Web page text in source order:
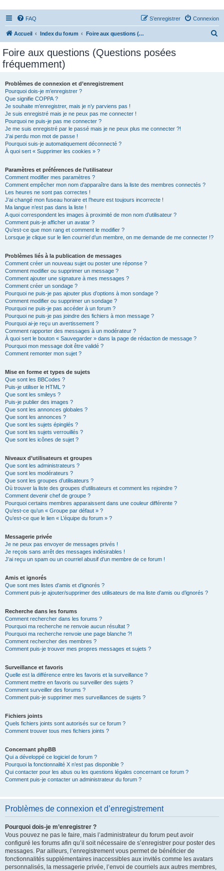
FAQ Connexion
S’enregistrer
Accueil Index du forum Foire aux questions (Questions posées fréquemment)
Foire aux questions (Questions posées
fréquemment)
Problèmes de connexion et d’enregistrement
Pourquoi dois-je m’enregistrer ?
Que signifie COPPA ?
Je souhaite m’enregistrer, mais je n’y parviens pas !
Je suis enregistré mais je ne peux pas me connecter !
Pourquoi ne puis-je pas me connecter ?
Je me suis enregistré par le passé mais je ne peux plus me connecter ?!
J’ai perdu mon mot de passe !
Pourquoi suis-je automatiquement déconnecté ?
À quoi sert « Supprimer les cookies » ?
Paramètres et préférences de l’utilisateur
Comment modifier mes paramètres ?
Comment empêcher mon nom d’apparaître dans la liste des membres connectés ?
Les heures ne sont pas correctes !
J’ai changé mon fuseau horaire et l’heure est toujours incorrecte !
Ma langue n’est pas dans la liste !
A quoi correspondent les images à proximité de mon nom d’utilisateur ?
Comment puis-je afficher un avatar ?
Qu’est-ce que mon rang et comment le modifier ?
Lorsque je clique sur le lien courrield’un membre, on me demande de me connecter !?
Problèmes liés à la publication de messages
Comment créer un nouveau sujet ou poster une réponse ?
Comment modifier ou supprimer un message ?
Comment ajouter une signature à mes messages ?
Comment créer un sondage ?
Pourquoi ne puis-je pas ajouter plus d’options à mon sondage ?
Comment modifier ou supprimer un sondage ?
Pourquoi ne puis-je pas accéder à un forum ?
Pourquoi ne puis-je pas joindre des fichiers à mon message ?
Pourquoi ai-je reçu un avertissement ?
Comment rapporter des messages à un modérateur ?
À quoi sert le bouton « Sauvegarder » dans la page de rédaction de message ?
Pourquoi mon message doit être validé ?
Comment remonter mon sujet ?
Mise en forme et types de sujets
Que sont les BBCodes ?
Puis-je utiliser le HTML ?
Que sont les smileys ?
Puis-je publier des images ?
Que sont les annonces globales ?
Que sont les annonces ?
Que sont les sujets épinglés ?
Que sont les sujets verrouillés ?
Que sont les icônes de sujet ?
Niveaux d’utilisateurs et groupes
Que sont les administrateurs ?
Que sont les modérateurs ?
Que sont les groupes d’utilisateurs ?
Où trouver la liste des groupes d’utilisateurs et comment les rejoindre ?
Comment devenir chef de groupe ?
Pourquoi certains membres apparaissent dans une couleur différente ?
Qu’est-ce qu’un « Groupe par défaut » ?
Qu’est-ce que le lien « L’équipe du forum » ?
Messagerie privée
Je ne peux pas envoyer de messages privés !
Je reçois sans arrêt des messages indésirables !
J’ai reçu un spam ou un courriel abusif d’un membre de ce forum !
Amis et ignorés
Que sont mes listes d’amis et d’ignorés ?
Comment puis-je ajouter/supprimer des utilisateurs de ma liste d’amis ou d’ignorés ?
Recherche dans les forums
Comment rechercher dans les forums ?
Pourquoi ma recherche ne renvoie aucun résultat ?
Pourquoi ma recherche renvoie une page blanche ?!
Comment rechercher des membres ?
Comment puis-je trouver mes propres messages et sujets ?
Surveillance et favoris
Quelle est la différence entre les favoris et la surveillance ?
Comment mettre en favoris ou surveiller des sujets ?
Comment surveiller des forums ?
Comment puis-je supprimer mes surveillances de sujets ?
Fichiers joints
Quels fichiers joints sont autorisés sur ce forum ?
Comment trouver tous mes fichiers joints ?
Concernant phpBB
Qui a développé ce logiciel de forum ?
Pourquoi la fonctionnalité X n’est pas disponible ?
Qui contacter pour les abus ou les questions légales concernant ce forum ?
Comment puis-je contacter un administrateur du forum ?
Problèmes de connexion et d’enregistrement
Pourquoi dois-je m’enregistrer ?
Vous pouvez ne pas le faire, mais l’administrateur du forum peut avoir
configuré les forums afin qu’il soit nécessaire de s’enregistrer pour poster des
messages. Par ailleurs, l’enregistrement vous permet de bénéficier de
fonctionnalités supplémentaires inaccessibles aux invités comme les avatars
personnalisés, la messagerie privée, l’envoi de courriels aux autres membres,